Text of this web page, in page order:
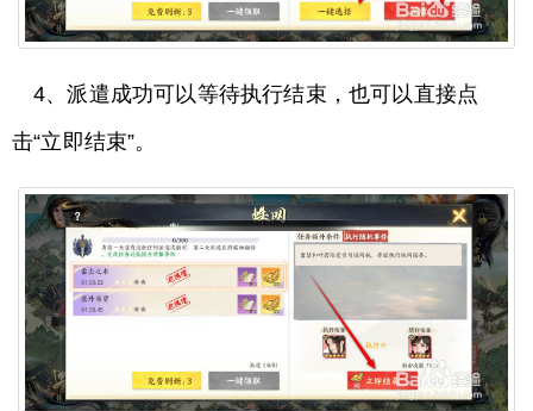
4、派遣成功可以等待执行结束，也可以直接点
击“立即结束”。